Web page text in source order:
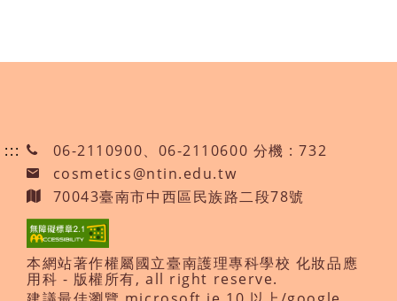
:::
06-2110900、06-2110600 分機 : 732
cosmetics@ntin.edu.tw
70043臺南市中西區民族路二段78號
本網站著作權屬國立臺南護理專科學校 化妝品應
用科 - 版權所有, all right reserve.